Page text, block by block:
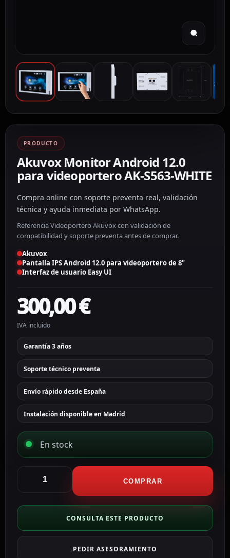
PRODUCTO
Akuvox Monitor Android 12.0
para videoportero AK-S563-WHITE
Compra online con soporte preventa real, validación
técnica y ayuda inmediata por WhatsApp.
Referencia Videoportero Akuvox con validación de
compatibilidad y soporte preventa antes de comprar.
Akuvox
Pantalla IPS Android 12.0 para videoportero de 8"
Interfaz de usuario Easy UI
300,00€
IVA incluido
Garantía 3 años
Soporte técnico preventa
Envío rápido desde España
Instalación disponible en Madrid
En stock
Monitor
12.0
videoportero
AK-
COMPRAR
CONSULTA ESTE PRODUCTO
PEDIR ASESORAMIENTO